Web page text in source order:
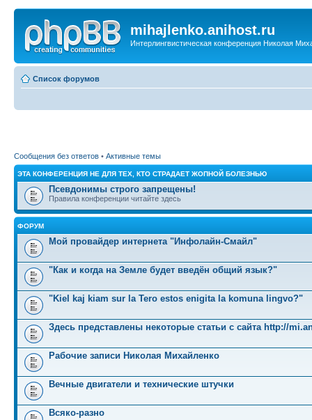
mihajlenko.anihost.ru
Интерлингвистическая конференция Николая
Список форумов
Сообщения без ответов • Активные темы
ЭТА КОНФЕРЕНЦИЯ НЕ ДЛЯ ТЕХ, КТО СТРАДАЕТ ЖОПНОЙ БОЛЕЗНЬЮ
Псевдонимы строго запрещены!
Правила конференции читайте здесь
ФОРУМ
Мой провайдер интернета "Инфолайн-Смайл"
"Как и когда на Земле будет введён общий язык?"
"Kiel kaj kiam sur la Tero estos enigita la komuna lingvo?"
Здесь представлены некоторые статьи с сайта http://
Рабочие записи Николая Михайленко
Вечные двигатели и технические штучки
Всяко-разно